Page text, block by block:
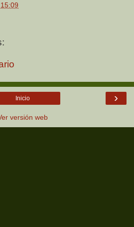
15:09
›
Inicio
versión web